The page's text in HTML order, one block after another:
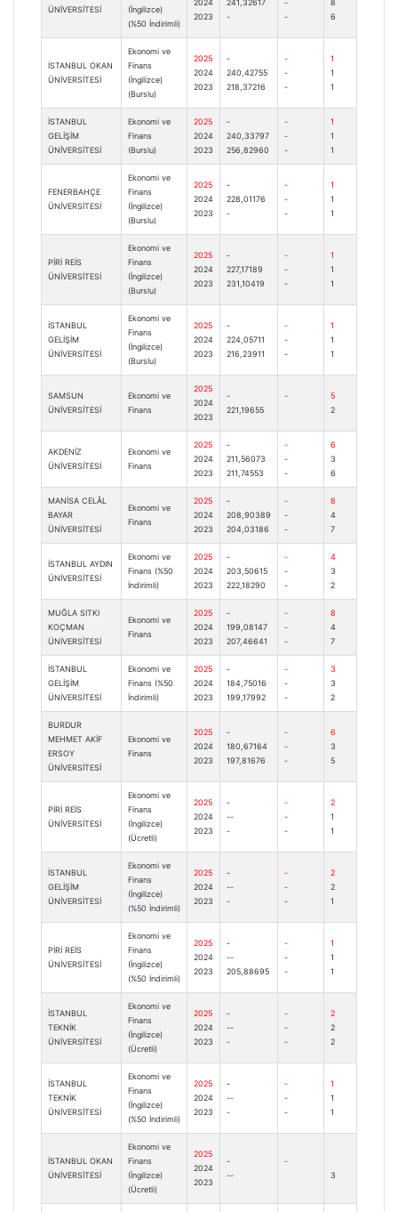
ÜNİVERSİTESİ
(İngilizce)
(%50 İndirimli)
2024
2023
241,32617
-
-
-
8
6
İSTANBUL OKAN
ÜNİVERSİTESİ
Ekonomi ve
Finans
(İngilizce)
(Burslu)
2025
2024
2023
-
240,42755
218,37216
-
-
-
1
1
1
İSTANBUL
GELİŞİM
ÜNİVERSİTESİ
Ekonomi ve
Finans
(Burslu)
2025
2024
2023
-
240,33797
256,82960
-
-
-
1
1
1
FENERBAHÇE
ÜNİVERSİTESİ
Ekonomi ve
Finans
(İngilizce)
(Burslu)
2025
2024
2023
-
228,01176
-
-
-
-
1
1
1
PİRİ REİS
ÜNİVERSİTESİ
Ekonomi ve
Finans
(İngilizce)
(Burslu)
2025
2024
2023
-
227,17189
231,10419
-
-
-
1
1
1
İSTANBUL
GELİŞİM
ÜNİVERSİTESİ
Ekonomi ve
Finans
(İngilizce)
(Burslu)
2025
2024
2023
-
224,05711
216,23911
-
-
-
1
1
1
SAMSUN
ÜNİVERSİTESİ
Ekonomi ve
Finans
2025
2024
2023
-
221,19655
-
5
2
AKDENİZ
ÜNİVERSİTESİ
Ekonomi ve
Finans
2025
2024
2023
-
211,56073
211,74553
-
-
-
6
3
6
MANİSA CELÂL
BAYAR
ÜNİVERSİTESİ
Ekonomi ve
Finans
2025
2024
2023
-
208,90389
204,03186
-
-
-
8
4
7
İSTANBUL AYDIN
ÜNİVERSİTESİ
Ekonomi ve
Finans (%50
İndirimli)
2025
2024
2023
-
203,50615
222,18290
-
-
-
4
3
2
MUĞLA SITKI
KOÇMAN
ÜNİVERSİTESİ
Ekonomi ve
Finans
2025
2024
2023
-
199,08147
207,46641
-
-
-
8
4
7
İSTANBUL
GELİŞİM
ÜNİVERSİTESİ
Ekonomi ve
Finans (%50
İndirimli)
2025
2024
2023
-
184,75016
199,17992
-
-
-
3
3
2
BURDUR
MEHMET AKİF
ERSOY
ÜNİVERSİTESİ
Ekonomi ve
Finans
2025
2024
2023
-
180,67164
197,81676
-
-
-
6
3
5
PİRİ REİS
ÜNİVERSİTESİ
Ekonomi ve
Finans
(İngilizce)
(Ücretli)
2025
2024
2023
-
--
-
-
-
-
2
1
1
İSTANBUL
GELİŞİM
ÜNİVERSİTESİ
Ekonomi ve
Finans
(İngilizce)
(%50 İndirimli)
2025
2024
2023
-
--
-
-
-
-
2
2
1
PİRİ REİS
ÜNİVERSİTESİ
Ekonomi ve
Finans
(İngilizce)
(%50 İndirimli)
2025
2024
2023
-
--
205,88695
-
-
-
1
1
1
İSTANBUL
TEKNİK
ÜNİVERSİTESİ
Ekonomi ve
Finans
(İngilizce)
(Ücretli)
2025
2024
2023
-
--
-
-
-
-
2
2
2
İSTANBUL
TEKNİK
ÜNİVERSİTESİ
Ekonomi ve
Finans
(İngilizce)
(%50 İndirimli)
2025
2024
2023
-
--
-
-
-
-
1
1
1
İSTANBUL OKAN
ÜNİVERSİTESİ
Ekonomi ve
Finans
(İngilizce)
(Ücretli)
2025
2024
2023
-
--
-
3